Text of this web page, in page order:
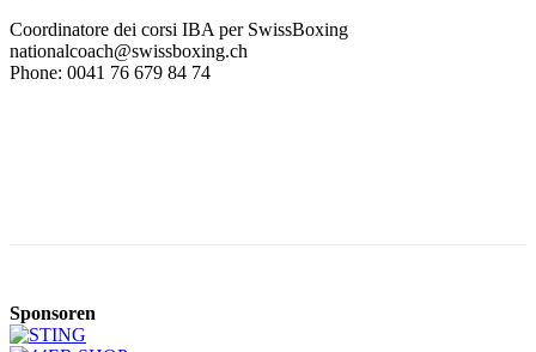
Coordinatore dei corsi IBA per SwissBoxing
nationalcoach@swissboxing.ch
Phone: 0041 76 679 84 74
Sponsoren